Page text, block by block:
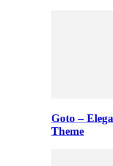
Goto –
Theme